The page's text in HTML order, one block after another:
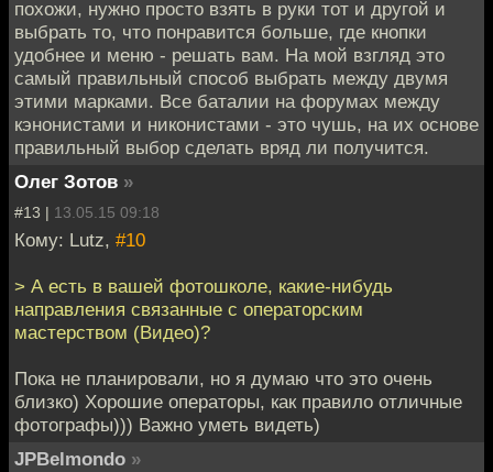
похожи, нужно просто взять в руки тот и другой и
выбрать то, что понравится больше, где кнопки
удобнее и меню - решать вам. На мой взгляд это
самый правильный способ выбрать между двумя
этими марками. Все баталии на форумах между
кэнонистами и никонистами - это чушь, на их основе
правильный выбор сделать вряд ли получится.
Олег Зотов »
#13 | 13.05.15 09:18
Кому: Lutz, #10
> А есть в вашей фотошколе, какие-нибудь
направления связанные с операторским
мастерством (Видео)?
Пока не планировали, но я думаю что это очень
близко) Хорошие операторы, как правило отличные
фотографы))) Важно уметь видеть)
JPBelmondo »